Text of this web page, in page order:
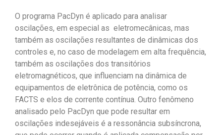
O programa PacDyn é aplicado para analisar
oscilações, em especial as eletromecânicas, mas
também as oscilações resultantes de dinâmicas dos
controles e, no caso de modelagem em alta frequência,
também as oscilações dos transitórios
eletromagnéticos, que influenciam na dinâmica de
equipamentos de eletrônica de potência, como os
FACTS e elos de corrente contínua. Outro fenômeno
analisado pelo PacDyn que pode resultar em
oscilações indesejáveis é a ressonância subsíncrona,